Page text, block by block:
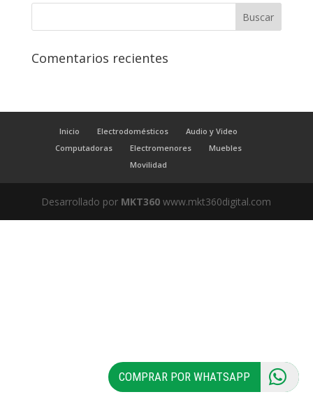
Comentarios recientes
Inicio Electrodomésticos
Audio y Video
Computadoras
Electromenores
Muebles
Movilidad
Desarrollado por MKT360 www.mkt360digital.com
COMPRAR POR WHATSAPP